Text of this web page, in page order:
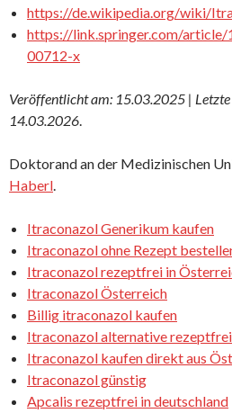
https://de.wikipedia.org/wiki/
https://link.springer.com/
00712-x
Veröffentlicht am: 15.03.2025 |
14.03.2026.
Doktorand an der Medizinischen
Haberl.
Itraconazol Generikum kaufen
Itraconazol ohne Rezept
Itraconazol rezeptfrei in
Itraconazol Österreich
Billig itraconazol kaufen
Itraconazol alternative
Itraconazol kaufen direkt aus
Itraconazol günstig
Apcalis rezeptfrei in deutschland